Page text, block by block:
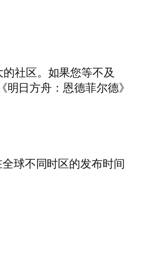
社区。如果您等不及
日方舟：恩德菲尔德》
球不同时区的发布时间